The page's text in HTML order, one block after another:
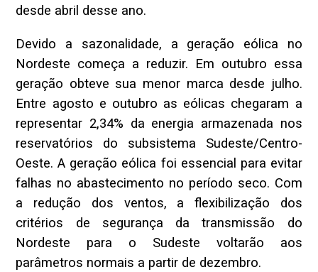
desde abril desse ano.
Devido a sazonalidade, a geração eólica no
Nordeste começa a reduzir. Em outubro essa
geração obteve sua menor marca desde julho.
Entre agosto e outubro as eólicas chegaram a
representar 2,34% da energia armazenada nos
reservatórios do subsistema Sudeste/Centro-
Oeste. A geração eólica foi essencial para evitar
falhas no abastecimento no período seco. Com
a redução dos ventos, a flexibilização dos
critérios de segurança da transmissão do
Nordeste para o Sudeste voltarão aos
parâmetros normais a partir de dezembro.